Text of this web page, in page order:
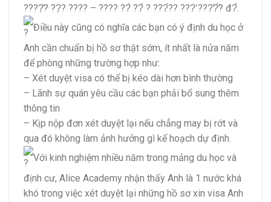
????̣̂? ??̣? ???? – ???? ??̀ ??̀ ? ???́?? ???̛ ???̛?̛́? đ?́.
Điều này cũng có nghĩa các bạn có ý định du học ở
Anh cần chuẩn bị hồ sơ thật sớm, ít nhất là nửa năm
để phòng những trường hợp như:
– Xét duyệt visa có thể bị kéo dài hơn bình thường
– Lãnh sự quán yêu cầu các bạn phải bổ sung thêm
thông tin
– Kịp nộp đơn xét duyệt lại nếu chẳng may bị rớt và
qua đó không làm ảnh hưởng gì kế hoạch dự định.
Với kinh nghiệm nhiều năm trong mảng du học và
định cư, Alice Academy nhận thấy Anh là 1 nước khá
khó trong việc xét duyệt lại những hồ sơ xin visa Anh